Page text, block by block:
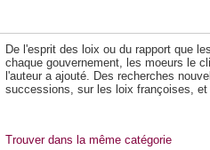
De l'esprit des loix ou du rapport que
chaque gouvernement, les moeurs le
l'auteur a ajouté. Des recherches
successions, sur les loix françoises,
Trouver dans la même catégorie